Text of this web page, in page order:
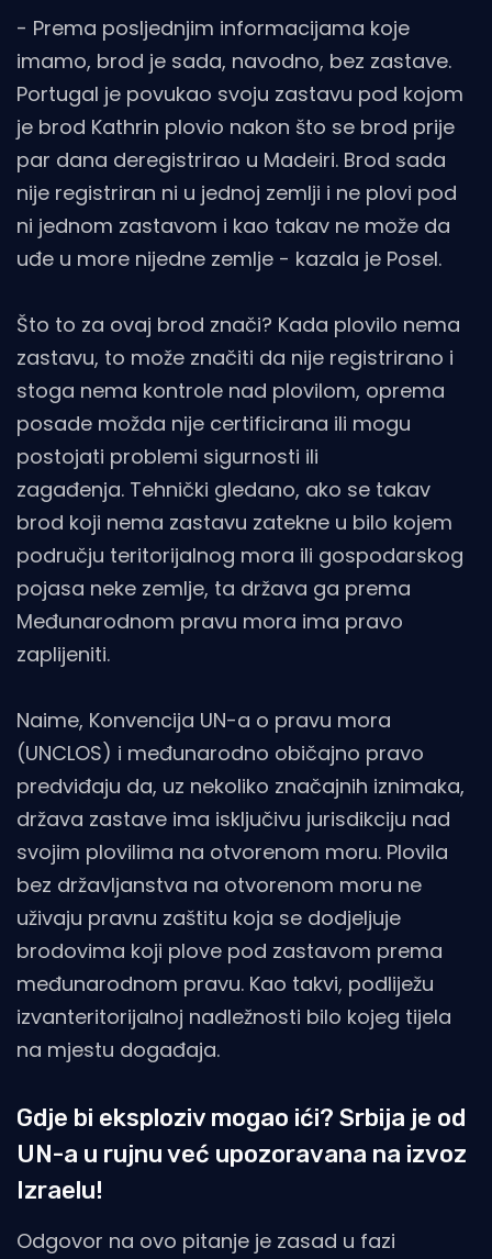
- Prema posljednjim informacijama koje
imamo, brod je sada, navodno, bez zastave.
Portugal je povukao svoju zastavu pod kojom
je brod Kathrin plovio nakon što se brod prije
par dana deregistrirao u Madeiri. Brod sada
nije registriran ni u jednoj zemlji i ne plovi pod
ni jednom zastavom i kao takav ne može da
uđe u more nijedne zemlje - kazala je Posel.
Što to za ovaj brod znači? Kada plovilo nema
zastavu, to može značiti da nije registrirano i
stoga nema kontrole nad plovilom, oprema
posade možda nije certificirana ili mogu
postojati problemi sigurnosti ili
zagađenja. Tehnički gledano, ako se takav
brod koji nema zastavu zatekne u bilo kojem
području teritorijalnog mora ili gospodarskog
pojasa neke zemlje, ta država ga prema
Međunarodnom pravu mora ima pravo
zaplijeniti.
Naime, Konvencija UN-a o pravu mora
(UNCLOS) i međunarodno običajno pravo
predviđaju da, uz nekoliko značajnih iznimaka,
država zastave ima isključivu jurisdikciju nad
svojim plovilima na otvorenom moru. Plovila
bez državljanstva na otvorenom moru ne
uživaju pravnu zaštitu koja se dodjeljuje
brodovima koji plove pod zastavom prema
međunarodnom pravu. Kao takvi, podliježu
izvanteritorijalnoj nadležnosti bilo kojeg tijela
na mjestu događaja.
Gdje bi eksploziv mogao ići? Srbija je od
UN-a u rujnu već upozoravana na izvoz
Izraelu!
Odgovor na ovo pitanje je zasad u fazi